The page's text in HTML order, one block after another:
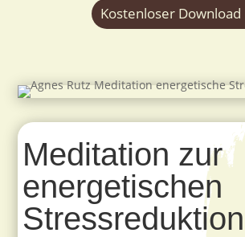
Kostenloser Download
Meditation zur
energetischen
Stressreduktion